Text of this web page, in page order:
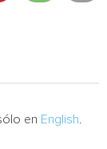
en English